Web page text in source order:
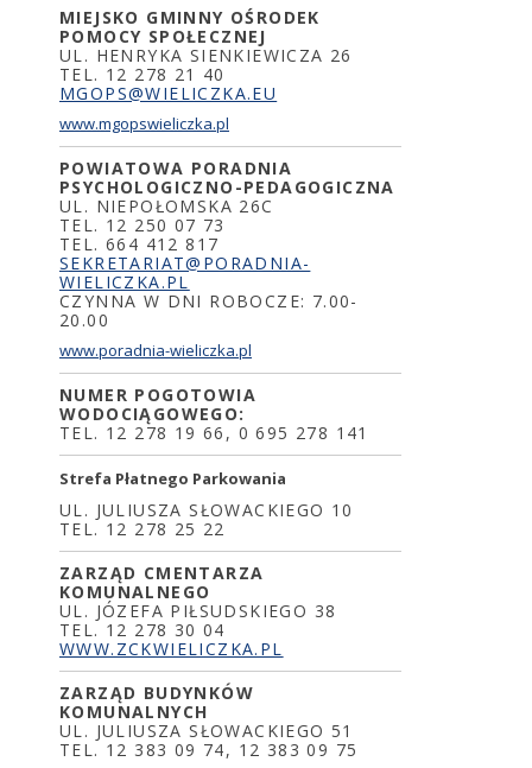
MIEJSKO GMINNY OŚRODEK
POMOCY SPOŁECZNEJ
UL. HENRYKA SIENKIEWICZA 26
TEL. 12 278 21 40
MGOPS@WIELICZKA.EU
www.mgopswieliczka.pl
POWIATOWA PORADNIA
PSYCHOLOGICZNO-PEDAGOGICZNA
UL. NIEPOŁOMSKA 26C
TEL. 12 250 07 73
TEL. 664 412 817
SEKRETARIAT@PORADNIA-
WIELICZKA.PL
CZYNNA W DNI ROBOCZE: 7.00-
20.00
www.poradnia-wieliczka.pl
NUMER POGOTOWIA
WODOCIĄGOWEGO:
TEL. 12 278 19 66, 0 695 278 141
Strefa Płatnego Parkowania
UL. JULIUSZA SŁOWACKIEGO 10
TEL. 12 278 25 22
ZARZĄD CMENTARZA
KOMUNALNEGO
UL. JÓZEFA PIŁSUDSKIEGO 38
TEL. 12 278 30 04
WWW.ZCKWIELICZKA.PL
ZARZĄD BUDYNKÓW
KOMUNALNYCH
UL. JULIUSZA SŁOWACKIEGO 51
TEL. 12 383 09 74, 12 383 09 75